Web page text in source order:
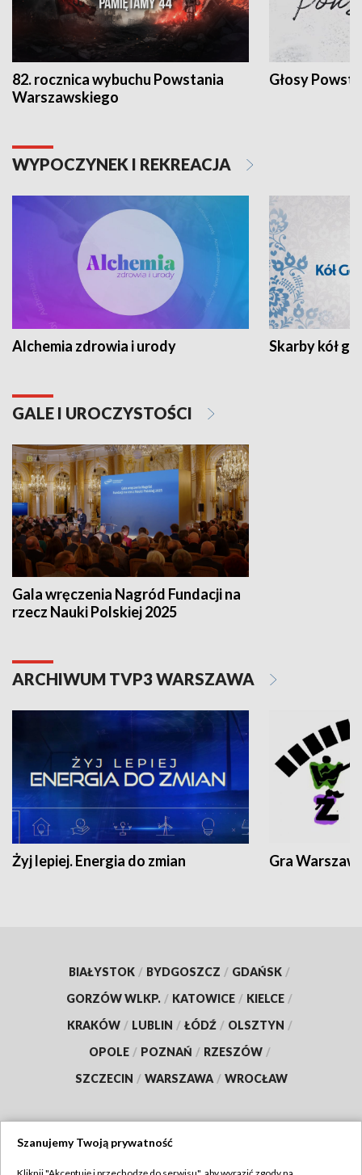
82. rocznica wybuchu Powstania
Warszawskiego
Głosy
WYPOCZYNEK I REKREACJA
Alchemia zdrowia i urody Skarby kół
GALE I UROCZYSTOŚCI
Gala wręczenia Nagród Fundacji na
rzecz Nauki Polskiej 2025
ARCHIWUM TVP3 WARSZAWA
Żyj lepiej. Energia do zmian Gra
BIAŁYSTOK / BYDGOSZCZ / GDAŃSK /
GORZÓW WLKP. / KATOWICE / KIELCE /
KRAKÓW / LUBLIN / ŁÓDŹ / OLSZTYN /
OPOLE / POZNAŃ / RZESZÓW /
SZCZECIN / WARSZAWA / WROCŁAW
Szanujemy Twoją prywatność